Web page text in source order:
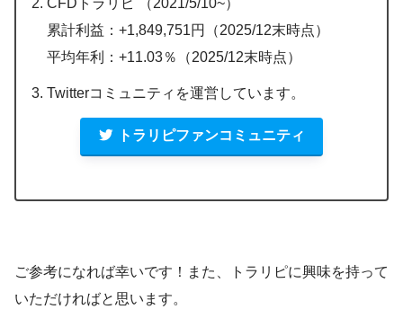
累計利益：+1,849,751円（2025/12末時点）
平均年利：+11.03％（2025/12末時点）
Twitterコミュニティを運営しています。
トラリピファンコミュニティ
ご参考になれば幸いです！また、トラリピに興味を持って
いただければと思います。